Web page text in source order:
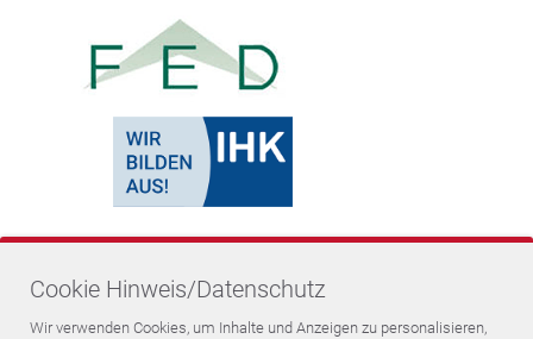
Cookie Hinweis/Datenschutz
Wir verwenden Cookies, um Inhalte und Anzeigen zu personalisieren,